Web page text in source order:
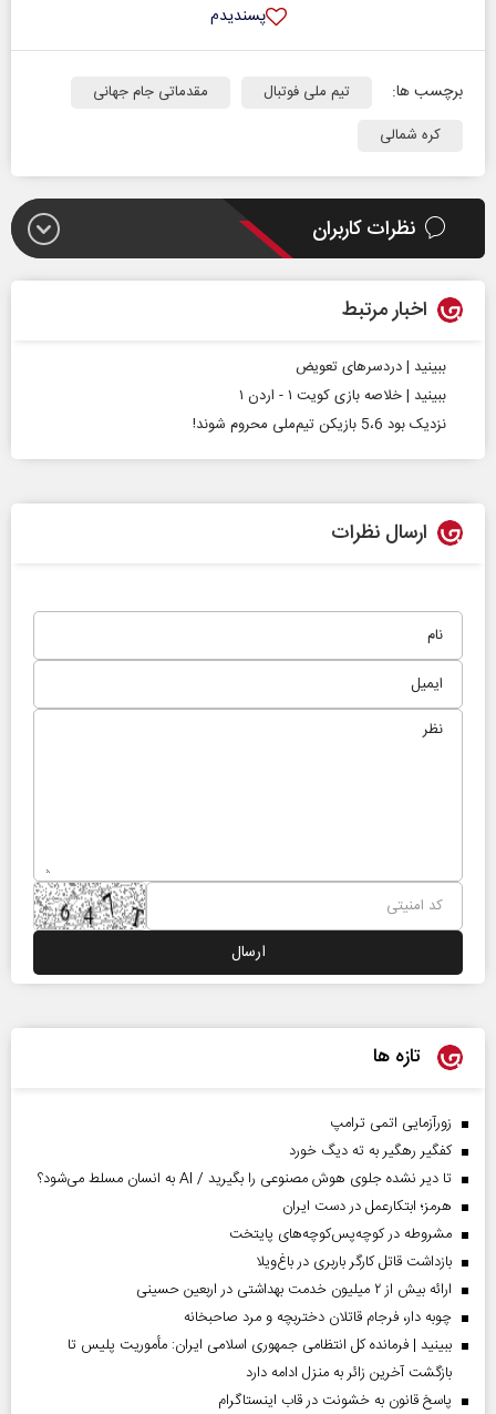
پسندیدم
برچسب ها: تیم ملی فوتبال
مقدماتی جام جهانی
کره شمالی
نظرات کاربران
اخبار مرتبط
ببینید | دردسرهای تعویض
ببینید | خلاصه بازی کویت ۱ - اردن ۱
نزدیک بود 5،6 بازیکن تیم‌ملی محروم شوند!
ارسال نظرات
تازه ها
زورآزمایی اتمی ترامپ
کفگیر رهگیر به ته دیگ خورد
تا دیر نشده جلوی هوش مصنوعی را بگیرید / AI به انسان مسلط می‌شود؟
هرمز؛ ابتکارعمل در دست ایران
مشروطه در کوچه‌پس‌کوچه‌های پایتخت
بازداشت قاتل کارگر باربری در باغ‌ویلا
ارائه بیش از ۲ میلیون خدمت بهداشتی در اربعین حسینی
چوبه دار، فرجام قاتلان دختربچه و مرد صاحبخانه
ببینید | فرمانده کل انتظامی جمهوری اسلامی ایران­: مأموریت پلیس تا
بازگشت آخرین زائر به منزل ادامه دارد
پاسخ قانون به خشونت در قاب اینستاگرام